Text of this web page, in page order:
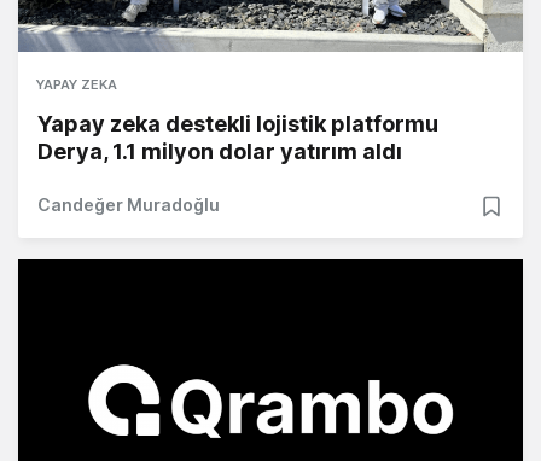
YAPAY ZEKA
Yapay zeka destekli lojistik platformu
Derya, 1.1 milyon dolar yatırım aldı
Candeğer Muradoğlu